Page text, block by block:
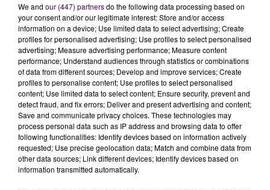
We and our (447) partnersdo the following data processing based on
your consent and/or our legitimate interest: Store and/or access
information on a device; Use limited data to select advertising; Create
profiles for personalised advertising; Use profiles to select personalised
advertising; Measure advertising performance; Measure content
performance; Understand audiences through statistics or combinations
of data from different sources; Develop and improve services; Create
profiles to personalise content; Use profiles to select personalised
content; Use limited data to select content; Ensure security, prevent and
detect fraud, and fix errors; Deliver and present advertising and content;
Save and communicate privacy choices. These technologies may
process personal data such as IP address and browsing data to offer
following functionalities: Identify devices based on information actively
requested; Use precise geolocation data; Match and combine data from
other data sources; Link different devices; Identify devices based on
information transmitted automatically.